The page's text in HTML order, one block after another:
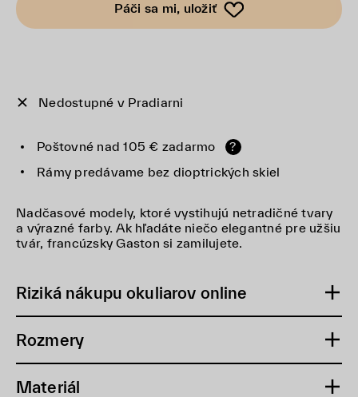
Páči sa mi, uložiť
Nedostupné v Pradiarni
Poštovné nad 105 € zadarmo
?
Rámy predávame bez dioptrických skiel
Nadčasové modely, ktoré vystihujú netradičné tvary
a výrazné farby. Ak hľadáte niečo elegantné pre užšiu
tvár, francúzsky Gaston si zamilujete.
Riziká nákupu okuliarov online
Rozmery
Materiál